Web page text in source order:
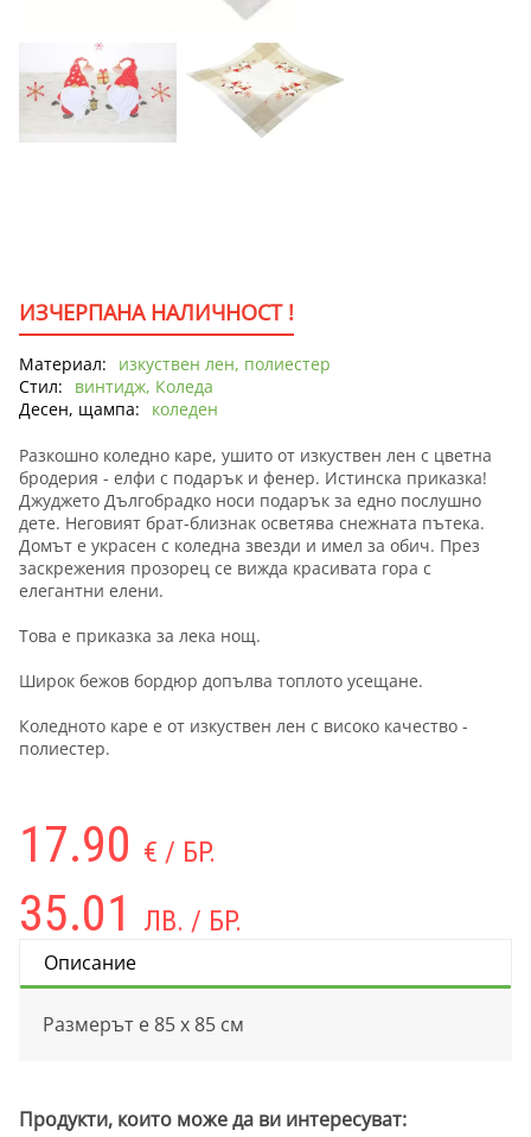
ИЗЧЕРПАНА НАЛИЧНОСТ !
Материал:
изкуствен лен, полиестер
Стил:
винтидж, Коледа
Десен, щампа:
коледен
Разкошно коледно каре, ушито от изкуствен лен с цветна
бродерия - елфи с подарък и фенер. Истинска приказка!
Джуджето Дългобрадко носи подарък за едно послушно
дете. Неговият брат-близнак осветява снежната пътека.
Домът е украсен с коледна звезди и имел за обич. През
заскрежения прозорец се вижда красивата гора с
елегантни елени.
Това е приказка за лека нощ.
Широк бежов бордюр допълва топлото усещане.
Коледното каре е от изкуствен лен с високо качество -
полиестер.
17.90 € / БР.
35.01 ЛВ. / БР.
Описание
Размерът е 85 х 85 см
Продукти, които може да ви интересуват: